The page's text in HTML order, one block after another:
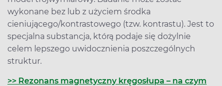
wykonane bez lub z użyciem środka
cieniującego/kontrastowego (tzw. kontrastu). Jest to
specjalna substancja, którą podaje się dożylnie
celem lepszego uwidocznienia poszczególnych
struktur.
>> Rezonans magnetyczny kręgosłupa – na czym